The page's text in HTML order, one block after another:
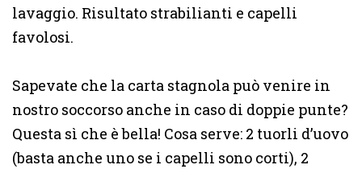
lavaggio. Risultato strabilianti e capelli
favolosi.
Sapevate che la carta stagnola può venire in
nostro soccorso anche in caso di doppie punte?
Questa sì che è bella! Cosa serve: 2 tuorli d’uovo
(basta anche uno se i capelli sono corti), 2